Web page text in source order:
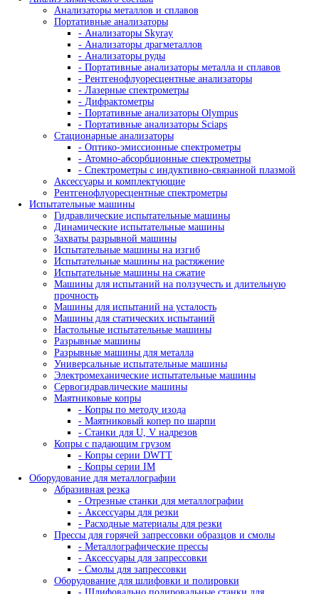
Коррозионный мониторинг
Производители
AFFRI
ARUN Technology
AXR
BRUKER
EDDYFI
GALDABINI
GE
HELLING
HITACHI
IBERTEST
IBG
IMATEK
jProbe
KARL DEUTSCH
KRAUTKRAMER (GE)
LANScientific
Leica
MAGNAFLUX
Nexcope
NIKON
OLYMPUS
PARKER
PHOENIX
PRESI
PRUFTECHNIK
SciAps
SIUI
SKYRAY
THERMO SCIENTIFIC NITON
Vizaar
WEIYI
YXLON
ZETEC
ДРУГИЕ
Китай
КРАФТЕСТ
Россия
+7 (495) 128-55-09
+7 (800) 100-99-64
Назад